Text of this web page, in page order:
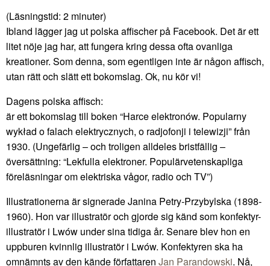
(Läsningstid: 2 minuter)
Ibland lägger jag ut polska affischer på Facebook. Det är ett
litet nöje jag har, att fungera kring dessa ofta ovanliga
kreationer. Som denna, som egentligen inte är någon affisch,
utan rätt och slätt ett bokomslag. Ok, nu kör vi!
Dagens polska affisch:
är ett bokomslag till boken “Harce elektronów. Popularny
wykład o falach elektrycznych, o radjofonji i telewizji” från
1930. (Ungefärlig – och troligen alldeles bristfällig –
översättning: “Lekfulla elektroner. Populärvetenskapliga
föreläsningar om elektriska vågor, radio och TV”)
Illustrationerna är signerade Janina Petry-Przybylska (1898-
1960). Hon var illustratör och gjorde sig känd som konfektyr-
illustratör i Lwów under sina tidiga år. Senare blev hon en
uppburen kvinnlig illustratör i Lwów. Konfektyren ska ha
omnämnts av den kände författaren Jan Parandowski. Nå,